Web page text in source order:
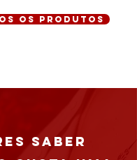
os produtos
saber